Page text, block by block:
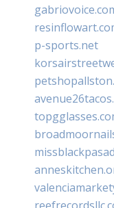
p-sports.net